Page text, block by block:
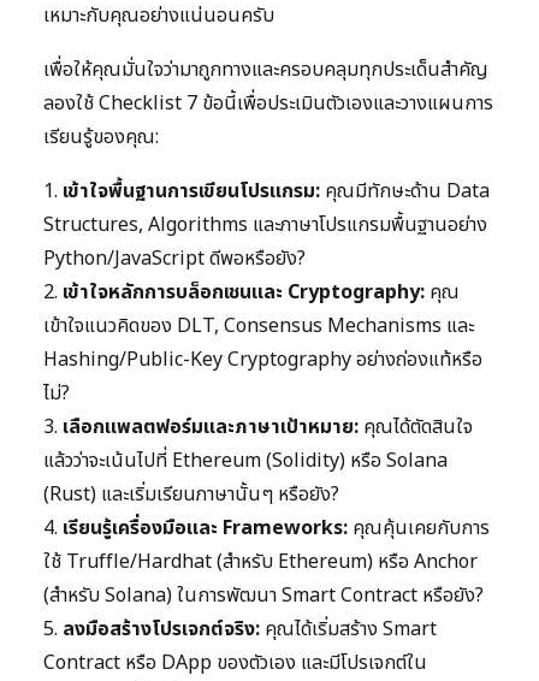
เหมาะกับคุณอย่างแน่นอนครับ
เพื่อให้คุณมั่นใจว่ามาถูกทางและครอบคลุมทุกประเด็นสำคัญ
ลองใช้ Checklist 7 ข้อนี้เพื่อประเมินตัวเองและวางแผนการ
เรียนรู้ของคุณ:
1. เข้าใจพื้นฐานการเขียนโปรแกรม: คุณมีทักษะด้าน Data
Structures, Algorithms และภาษาโปรแกรมพื้นฐานอย่าง
Python/JavaScript ดีพอหรือยัง?
2. เข้าใจหลักการบล็อกเชนและ Cryptography: คุณ
เข้าใจแนวคิดของ DLT, Consensus Mechanisms และ
Hashing/Public-Key Cryptography อย่างถ่องแท้หรือ
ไม่?
3. เลือกแพลตฟอร์มและภาษาเป้าหมาย: คุณได้ตัดสินใจ
แล้วว่าจะเน้นไปที่ Ethereum (Solidity) หรือ Solana
(Rust) และเริ่มเรียนภาษานั้นๆ หรือยัง?
4. เรียนรู้เครื่องมือและ Frameworks: คุณคุ้นเคยกับการ
ใช้ Truffle/Hardhat (สำหรับ Ethereum) หรือ Anchor
(สำหรับ Solana) ในการพัฒนา Smart Contract หรือยัง?
5. ลงมือสร้างโปรเจกต์จริง: คุณได้เริ่มสร้าง Smart
Contract หรือ DApp ของตัวเอง และมีโปรเจกต์ใน